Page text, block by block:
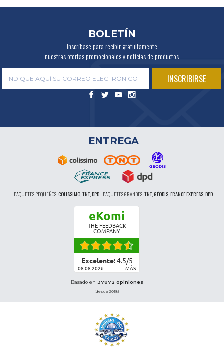
BOLETÍN
Inscríbase para recibir gratuitamente
nuestras ofertas promocionales y noticias de productos
ENTREGA
PAQUETES PEQUEÑOS:COLISSIMO, TNT, DPD-PAQUETES GRANDES:TNT, GÉODIS, FRANCE EXPRESS, DPD
eKomi
THE FEEDBACK
COMPANY
Excelente:4.5/5
08.08.2026 MÁS
Basado en 37872 opiniones
(desde 2018)